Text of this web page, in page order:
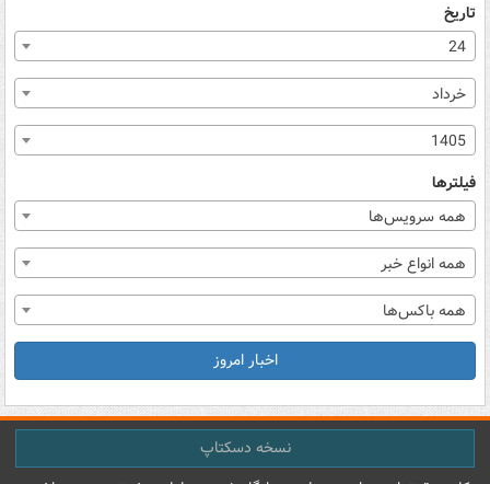
تاریخ
24
خرداد
1405
فیلترها
همه سرویس‌ها
همه انواع خبر
همه باکس‌ها
اخبار امروز
نسخه دسکتاپ